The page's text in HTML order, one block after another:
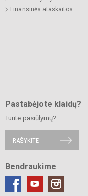
Finansinės ataskaitos
Pastabėjote klaidų?
Turite pasiūlymų?
RAŠYKITE
Bendraukime